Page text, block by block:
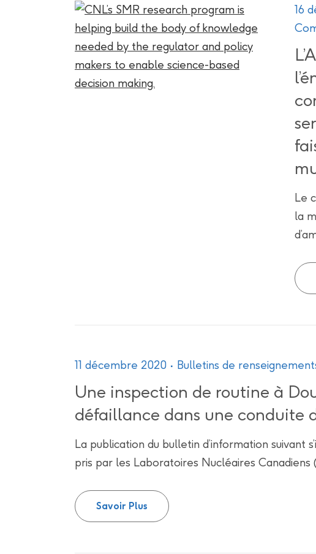
16
Le
la
11 décembre 2020 Bulletins de
Une inspection de routine à
défaillance dans une conduite
La publication du bulletin d’information suivant
pris par les Laboratoires Nucléaires Canadiens
Savoir Plus
Une inspection de routine à